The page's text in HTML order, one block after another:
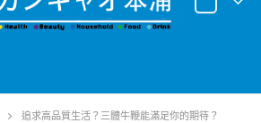
追求高品質生活？三體牛鞭能滿足你的期待？